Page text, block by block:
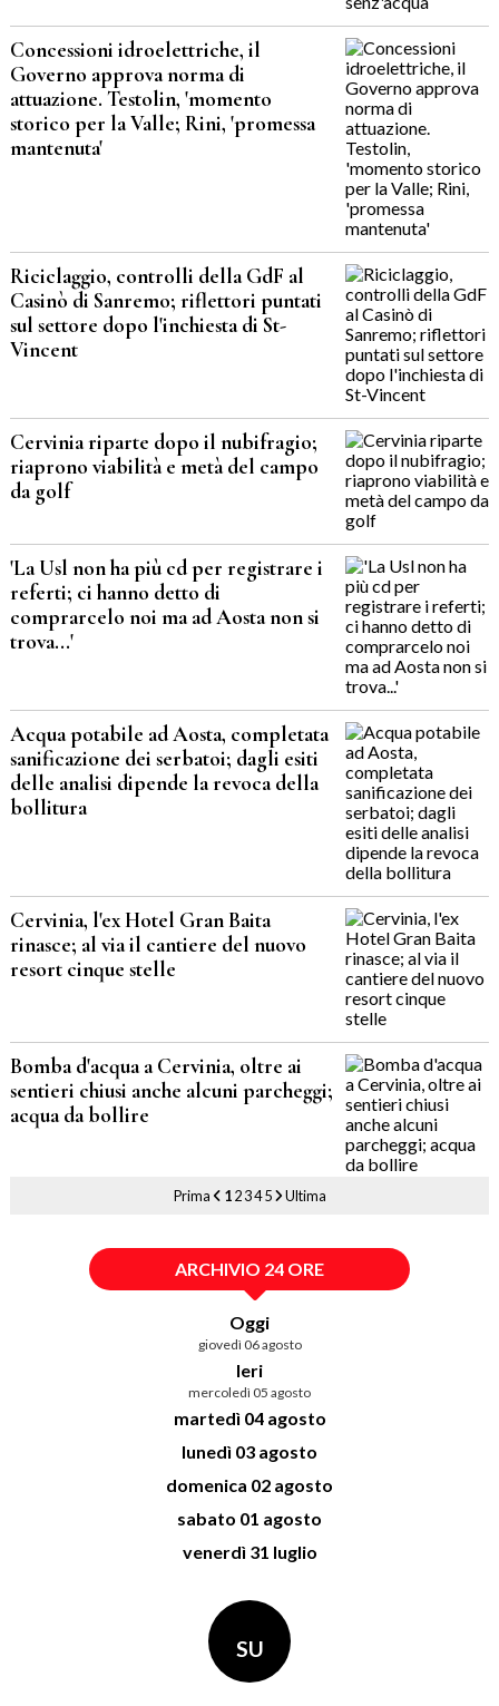
Concessioni idroelettriche, il
Governo approva norma di
attuazione. Testolin, 'momento
storico per la Valle; Rini, 'promessa
mantenuta'
Riciclaggio, controlli della GdF al
Casinò di Sanremo; riflettori puntati
sul settore dopo l'inchiesta di St-
Vincent
Cervinia riparte dopo il nubifragio;
riaprono viabilità e metà del campo
da golf
'La Usl non ha più cd per registrare i
referti; ci hanno detto di
comprarcelo noi ma ad Aosta non si
trova...'
Acqua potabile ad Aosta, completata
sanificazione dei serbatoi; dagli esiti
delle analisi dipende la revoca della
bollitura
Cervinia, l'ex Hotel Gran Baita
rinasce; al via il cantiere del nuovo
resort cinque stelle
Bomba d'acqua a Cervinia, oltre ai
sentieri chiusi anche alcuni parcheggi;
acqua da bollire
Prima 1 2 34 5 Ultima
ARCHIVIO 24 ORE
Oggi
giovedì 06 agosto
Ieri
mercoledì 05 agosto
martedì 04 agosto
lunedì 03 agosto
domenica 02 agosto
sabato 01 agosto
venerdì 31 luglio
SU